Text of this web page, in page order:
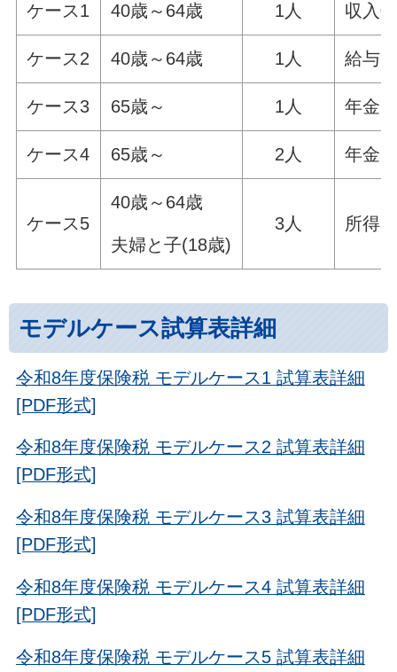
ケース1 40歳～64歳 1人 収入0
ケース2 40歳～64歳 1人 給与
ケース3 65歳～ 1人 年金
ケース4 65歳～ 2人 年金
ケース5
40歳～64歳
夫婦と子(18歳)
3人 所得
モデルケース試算表詳細
令和8年度保険税 モデルケース1 試算表詳細
[PDF形式]
令和8年度保険税 モデルケース2 試算表詳細
[PDF形式]
令和8年度保険税 モデルケース3 試算表詳細
[PDF形式]
令和8年度保険税 モデルケース4 試算表詳細
[PDF形式]
令和8年度保険税 モデルケース5 試算表詳細